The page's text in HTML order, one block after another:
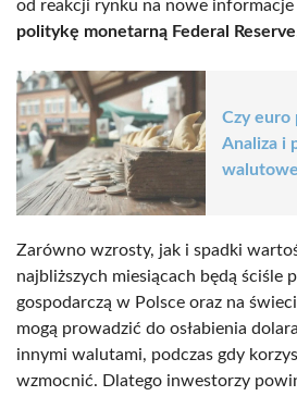
od reakcji rynku na nowe informacje
politykę monetarną Federal Reserve
Czy euro
Analiza i
Zarówno wzrosty, jak i spadki
najbliższych miesiącach będą ściśle
gospodarczą w Polsce oraz na
mogą prowadzić do osłabienia
innymi walutami, podczas gdy
wzmocnić. Dlatego inwestorzy